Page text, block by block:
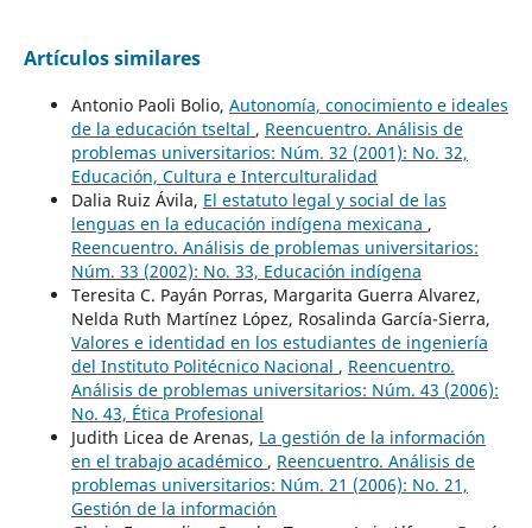
Artículos similares
Antonio Paoli Bolio, Autonomía, conocimiento e ideales
de la educación tseltal , Reencuentro. Análisis de
problemas universitarios: Núm. 32 (2001): No. 32,
Educación, Cultura e Interculturalidad
Dalia Ruiz Ávila, El estatuto legal y social de las
lenguas en la educación indígena mexicana ,
Reencuentro. Análisis de problemas universitarios:
Núm. 33 (2002): No. 33, Educación indígena
Teresita C. Payán Porras, Margarita Guerra Alvarez,
Nelda Ruth Martínez López, Rosalinda García-Sierra,
Valores e identidad en los estudiantes de ingeniería
del Instituto Politécnico Nacional , Reencuentro.
Análisis de problemas universitarios: Núm. 43 (2006):
No. 43, Ética Profesional
Judith Licea de Arenas, La gestión de la información
en el trabajo académico , Reencuentro. Análisis de
problemas universitarios: Núm. 21 (2006): No. 21,
Gestión de la información